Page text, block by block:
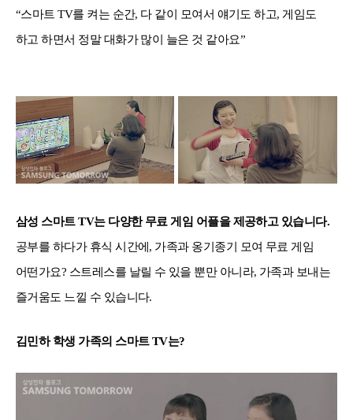
“스마트 TV를 켜는 순간, 다 같이 모여서 얘기도 하고, 게임도
하고 하면서 정말 대화가 많이 늘은 것 같아요”
삼성 스마트 TV는 다양한 무료 게임 어플을 제공하고 있습니다.
공부를 하다가 휴식 시간에, 가족과 옹기종기 모여 무료 게임
어떤가요? 스트레스를 날릴 수 있을 뿐만 아니라, 가족과 보내는
즐거움도 느낄 수 있습니다.
김민하 학생 가족의 스마트 TV는?